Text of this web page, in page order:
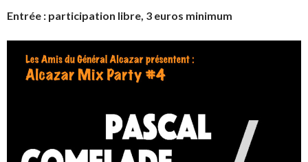
Entrée : participation libre, 3 euros minimum